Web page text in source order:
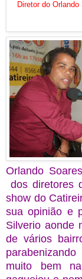
Diretor do
Orlando
dos diretores
show do
sua opinião e
Silverio aonde
de vários
muito bem